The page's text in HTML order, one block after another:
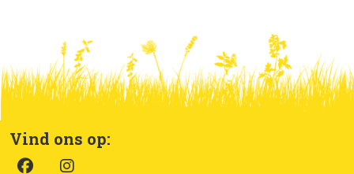
Vind ons op: